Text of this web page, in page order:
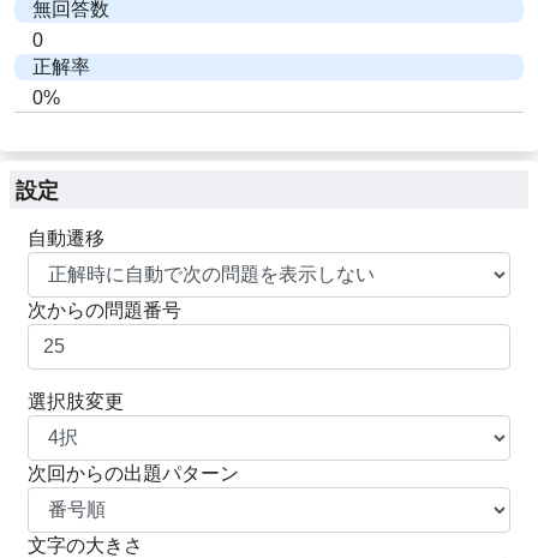
無回答数
0
正解率
0%
設定
自動遷移
次からの問題番号
選択肢変更
次回からの出題パターン
文字の大きさ